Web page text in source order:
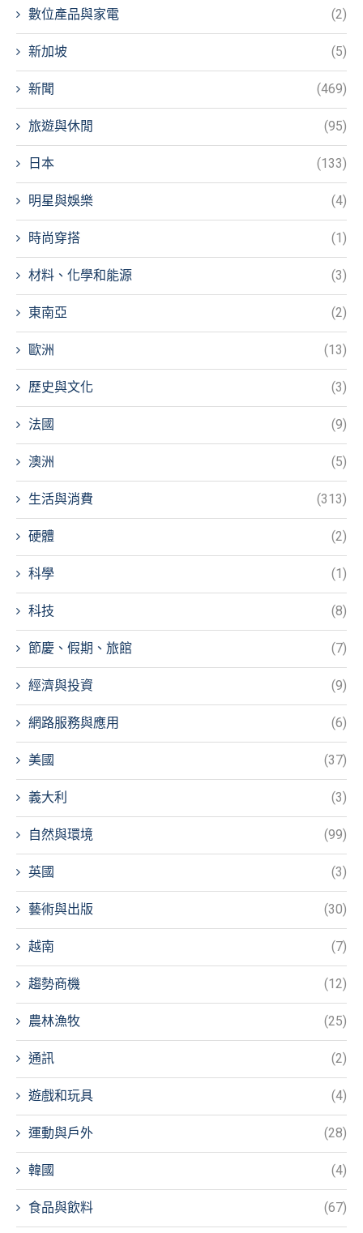
數位產品與家電 (2)
新加坡 (5)
新聞 (469)
旅遊與休閒 (95)
日本 (133)
明星與娛樂 (4)
時尚穿搭 (1)
材料、化學和能源 (3)
東南亞 (2)
歐洲 (13)
歷史與文化 (3)
法國 (9)
澳洲 (5)
生活與消費 (313)
硬體 (2)
科學 (1)
科技 (8)
節慶、假期、旅館 (7)
經濟與投資 (9)
網路服務與應用 (6)
美國 (37)
義大利 (3)
自然與環境 (99)
英國 (3)
藝術與出版 (30)
越南 (7)
趨勢商機 (12)
農林漁牧 (25)
通訊 (2)
遊戲和玩具 (4)
運動與戶外 (28)
韓國 (4)
食品與飲料 (67)